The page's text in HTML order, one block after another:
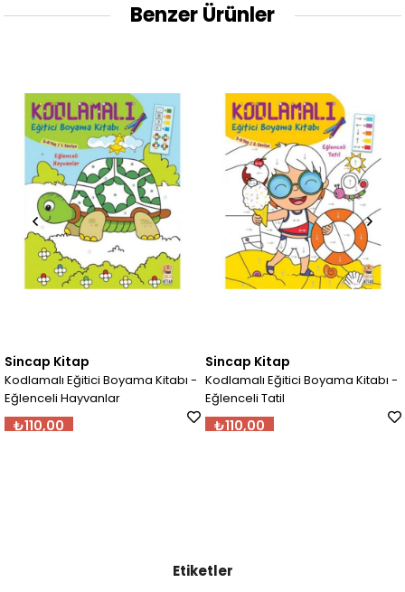
Benzer Ürünler
Boyama Kitabı -
Sincap Kitap
Kodlamalı Eğitici Boyama Kitabı -
Eğlenceli Tatil
₺110,00
Tak
₺1.099,00
Etiketler